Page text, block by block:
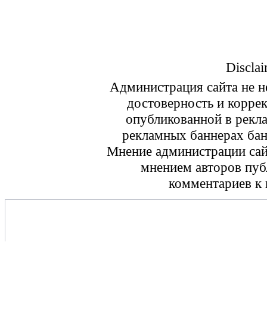
Администрация сайта не
достоверность и
опубликованной в
рекламных баннерах
Мнение администрации
мнением авторов
комментариев к